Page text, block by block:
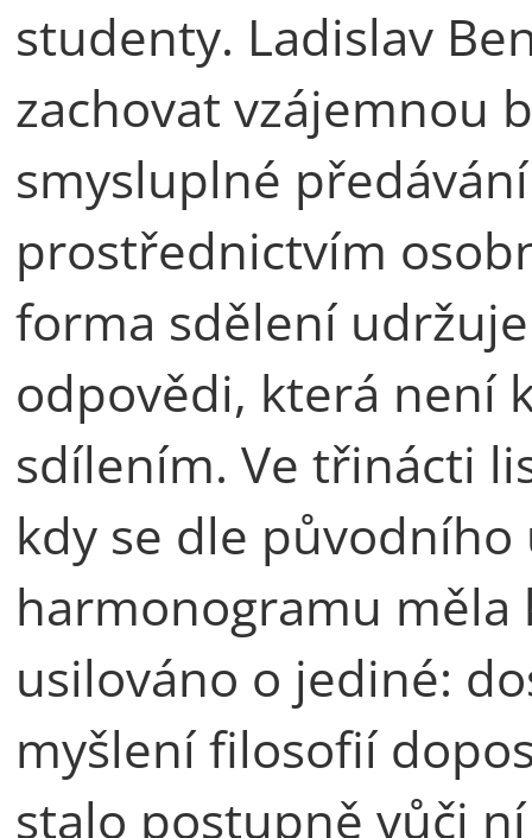
studenty. Ladislav
zachovat vzájemnou
smysluplné
prostřednictvím
forma sdělení
odpovědi, která není
sdílením. Ve třinácti
kdy se dle
harmonogramu měla
usilováno o jediné:
myšlení filosofií
stalo postupně vůči